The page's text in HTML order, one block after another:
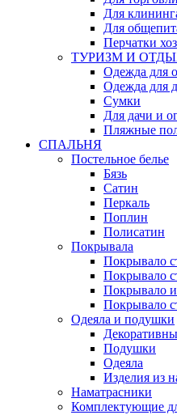
Для
Для
Перчатки
ТУРИЗМ И
Одежда для
Одежда для
Сумки
Для дачи и
Пляжные
СПАЛЬНЯ
Постельное белье
Бязь
Сатин
Перкаль
Поплин
Полисатин
Покрывала
Покрывало
Покрывало
Покрывало
Покрывало
Одеяла и подушки
Подушки
Одеяла
Изделия из
Наматраcники
Комплектующие